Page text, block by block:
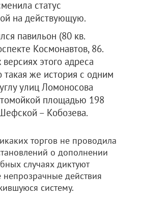
статус
на действующую.
павильон (80 кв.
Космонавтов, 86.
этого адреса
такая же история с одним
улиц Ломоносова
площадью 198
– Кобозева.
торгов не проводила
о дополнении
случаях диктуют
непрозрачные действия
систему.